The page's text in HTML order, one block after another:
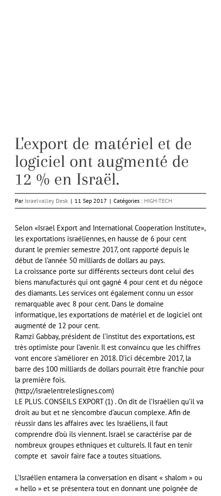
L'export de matériel et de
logiciel ont augmenté de
12 % en Israël.
Par Israelvalley Desk | 11 Sep 2017 | Catégories : HIGH-TECH
Selon «Israel Export and International Cooperation Institute»,
les exportations israéliennes, en hausse de 6 pour cent
durant le premier semestre 2017, ont rapporté depuis le
début de l’année 50 milliards de dollars au pays.
La croissance porte sur différents secteurs dont celui des
biens manufacturés qui ont gagné 4 pour cent et du négoce
des diamants. Les services ont également connu un essor
remarquable avec 8 pour cent. Dans le domaine
informatique, les exportations de matériel et de logiciel ont
augmenté de 12 pour cent.
Ramzi Gabbay, président de l’institut des exportations, est
très optimiste pour l’avenir. Il est convaincu que les chiffres
vont encore s’améliorer en 2018. D’ici décembre 2017, la
barre des 100 milliards de dollars pourrait être franchie pour
la première fois.
(http://israelentreleslignes.com)
LE PLUS. CONSEILS EXPORT (1) . On dit de l’Israélien qu’il va
droit au but et ne s’encombre d’aucun complexe. Afin de
réussir dans les affaires avec les Israéliens, il faut
comprendre d’où ils viennent. Israël se caractérise par de
nombreux groupes ethniques et culturels. Il faut en tenir
compte et savoir faire face a toutes situations.
L’Israélien entamera la conversation en disant « shalom » ou
« hello » et se présentera tout en donnant une poignée de